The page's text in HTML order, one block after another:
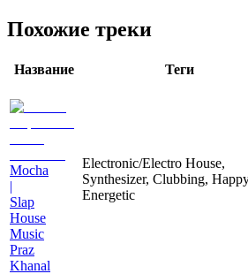
Похожие треки
Название Теги
Mocha
|
Slap
House
Music
Praz
Khanal
Electronic/Electro House,
Synthesizer, Clubbing,
Energetic